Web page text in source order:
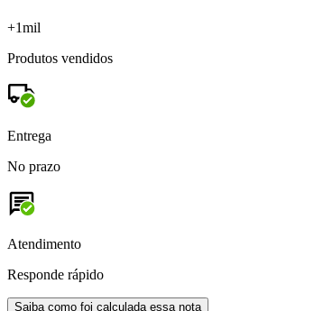
+1mil
Produtos vendidos
Entrega
No prazo
Atendimento
Responde rápido
Saiba como foi calculada essa nota